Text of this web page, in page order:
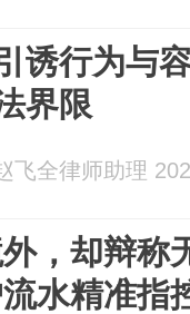
诱行为与
界限
飞全律师助理
，却辩称
水精准指